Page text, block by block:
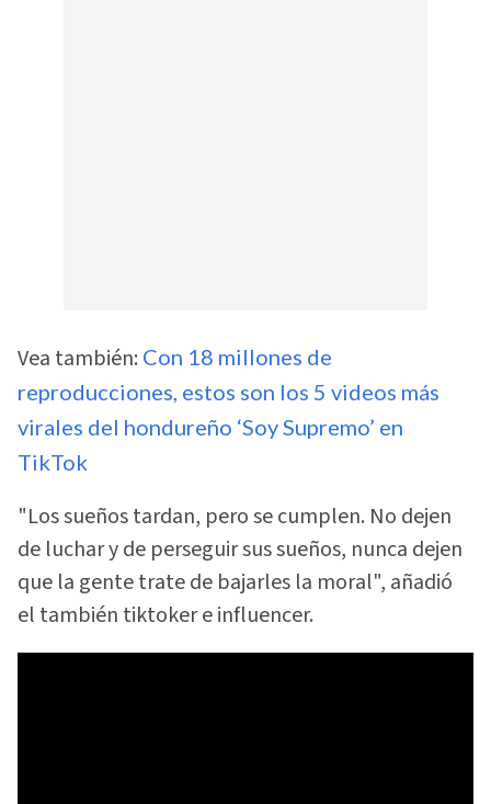
Vea también: Con 18 millones de
reproducciones, estos son los 5 videos más
virales del hondureño ‘Soy Supremo’ en
TikTok
"Los sueños tardan, pero se cumplen. No dejen
de luchar y de perseguir sus sueños, nunca dejen
que la gente trate de bajarles la moral", añadió
el también tiktoker e influencer.